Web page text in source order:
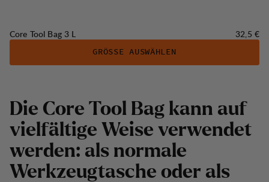
Core Tool Bag 3 L Preis:
32,5 €
GRÖSSE AUSWÄHLEN
Die Core Tool Bag kann auf
vielfältige Weise verwendet
werden: als normale
Werkzeugtasche oder als